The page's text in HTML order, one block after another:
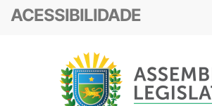
ACESSIBILIDADE